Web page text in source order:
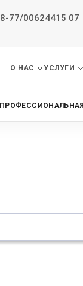
77/00624415 07
О НАС УСЛУГИ